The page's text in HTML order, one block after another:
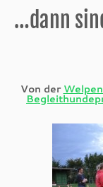
…dann
Von der